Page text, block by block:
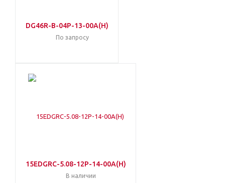
DG46R-B-04P-13-00A(H)
По запросу
15EDGRC-5.08-12P-14-00A(H)
В наличии